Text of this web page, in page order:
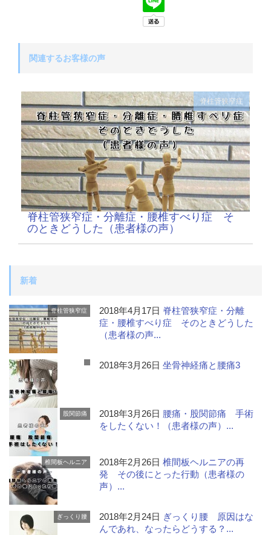
関連するお客様の声
脊柱管狭窄症
脊柱管狭窄症・分離症・腰椎すべり症 そ
のときどうした（患者様の声）
新着
脊柱管狭窄症 2018年4月17日 脊柱管狭窄症・分離
症・腰椎すべり症 そのときどうした
（患者様の声...
2018年3月26日坐骨神経痛と腰痛3
股関節痛 2018年3月26日 腰痛・股関節痛 手術
をしたくない！（患者様の声）...
椎間板ヘルニア 2018年2月26日椎間板ヘルニアの再
発 その後にとった行動（患者様の
声）...
ぎっくり腰 2018年2月24日 ぎっくり腰 原因はな
んであれ、なったらどうする？...